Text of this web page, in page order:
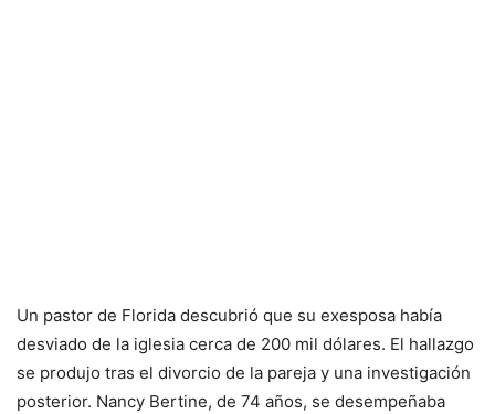
Un pastor de Florida descubrió que su exesposa había
desviado de la iglesia cerca de 200 mil dólares. El hallazgo
se produjo tras el divorcio de la pareja y una investigación
posterior. Nancy Bertine, de 74 años, se desempeñaba